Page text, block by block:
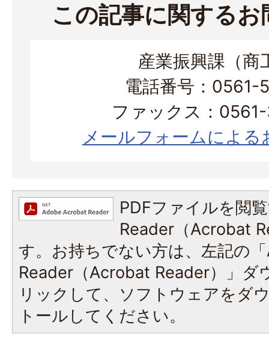
この記事に関する
産業振興課（商
電話番号：0561-
ファックス：
メールフォームによる
PDFファイルを閲
Reader（Acrobat
す。お持ちでない方は、左記の
Reader（Acrobat Reader）」ダ
リックして、ソフトウェアをダ
トールしてください。